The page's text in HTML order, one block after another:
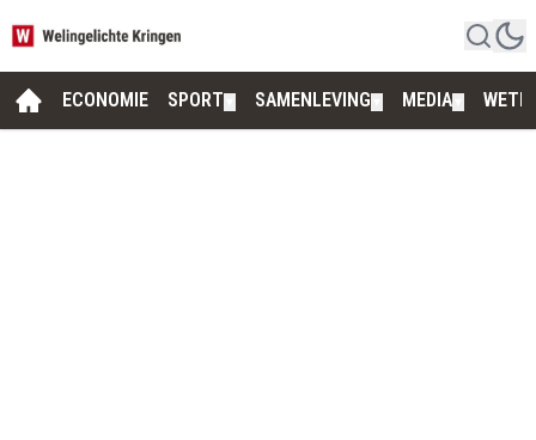
ECONOMIE SPORT SAMENLEVING MEDIA